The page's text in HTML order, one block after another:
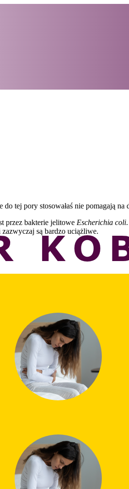
tej pory stosowałaś nie pomagają na
przez bakterie jelitowe Escherichia coli
są bardzo uciążliwe.